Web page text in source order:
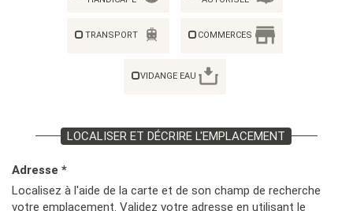
TRANSPORT COMMERCES
VIDANGE EAU
LOCALISER ET DÉCRIRE L'EMPLACEMENT
Adresse *
Localisez à l'aide de la carte et de son champ de recherche
votre emplacement. Validez votre adresse en utilisant le